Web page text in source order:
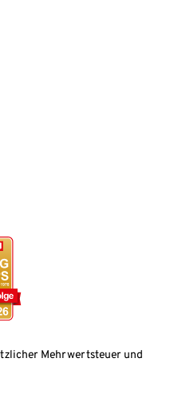
Mehrwertsteuer und